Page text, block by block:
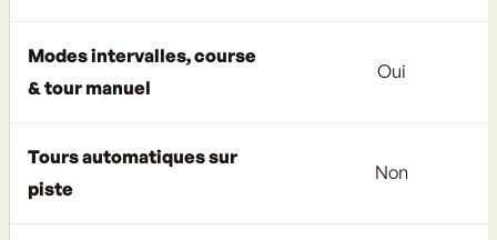
Modes intervalles, course
& tour manuel
Oui
Tours automatiques sur
piste
Non